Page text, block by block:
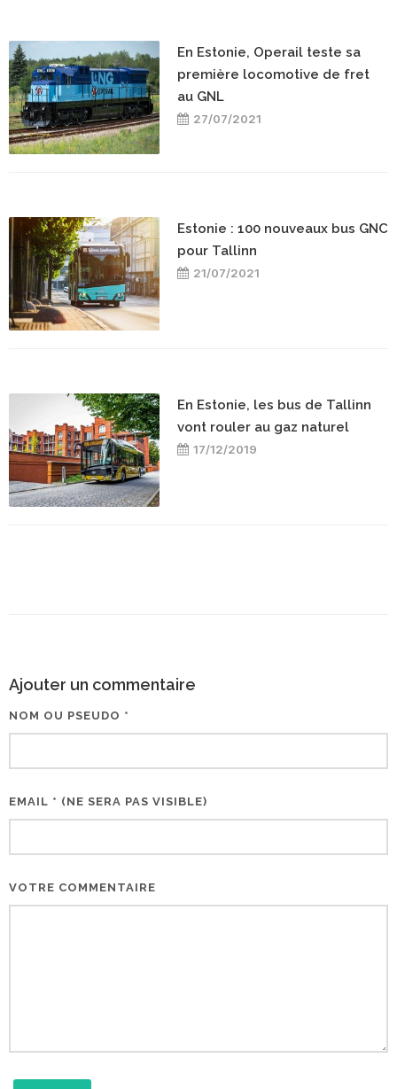
En Estonie, Operail teste sa
première locomotive de fret
au GNL
27/07/2021
Estonie : 100 nouveaux bus GNC
pour Tallinn
21/07/2021
En Estonie, les bus de Tallinn
vont rouler au gaz naturel
17/12/2019
Ajouter un commentaire
NOM OU PSEUDO *
EMAIL * (NE SERA PAS VISIBLE)
VOTRE COMMENTAIRE